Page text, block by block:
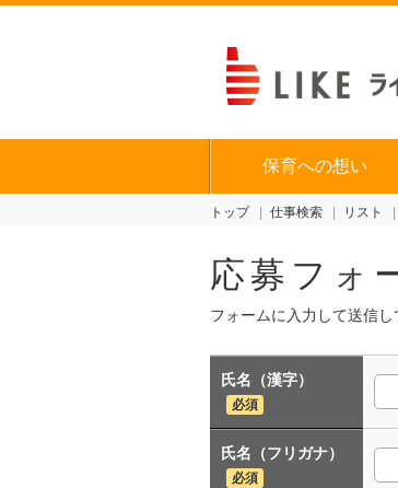
保育への想い
トップ 仕事検索 リスト
応募フォ
フォームに入力して送信し
氏名（漢字）
必須
氏名（フリガナ）
必須